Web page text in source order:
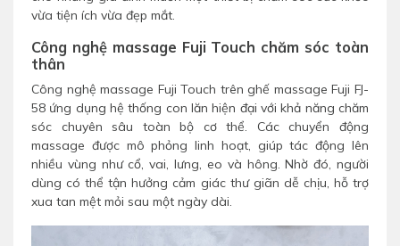
vừa tiện ích vừa đẹp mắt.
Công nghệ massage Fuji Touch chăm sóc toàn
thân
Công nghệ massage Fuji Touch trên ghế massage Fuji FJ-
58 ứng dụng hệ thống con lăn hiện đại với khả năng chăm
sóc chuyên sâu toàn bộ cơ thể. Các chuyển động
massage được mô phỏng linh hoạt, giúp tác động lên
nhiều vùng như cổ, vai, lưng, eo và hông. Nhờ đó, người
dùng có thể tận hưởng cảm giác thư giãn dễ chịu, hỗ trợ
xua tan mệt mỏi sau một ngày dài.